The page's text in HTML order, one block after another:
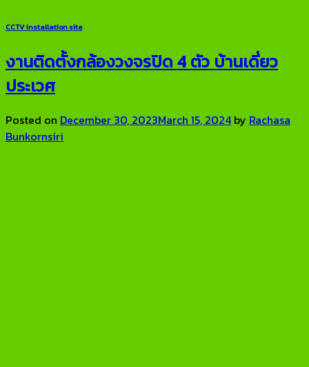
CCTV installation site
งานติดตั้งกล้องวงจรปิด 4 ตัว บ้านเดี่ยว
ประเวศ
Posted on December 30, 2023March 15, 2024 by Rachasa
Bunkornsiri